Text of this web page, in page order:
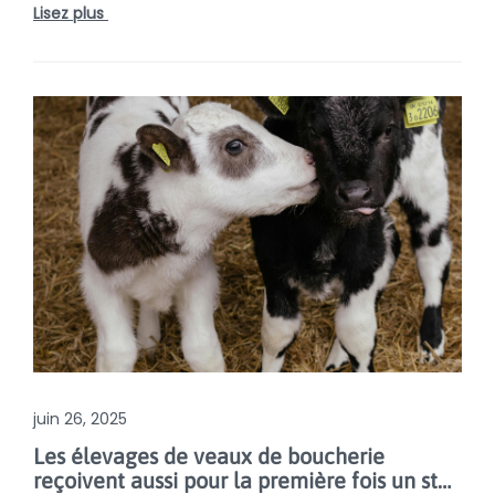
Lisez plus
juin 26, 2025
Les élevages de veaux de boucherie
reçoivent aussi pour la première fois un statut AB d'exploitation